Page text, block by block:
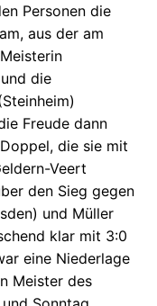
Personen die
aus der am
die
Freude dann
die sie mit
Veert
den Sieg gegen
und Müller
klar mit 3:0
eine Niederlage
Meister des